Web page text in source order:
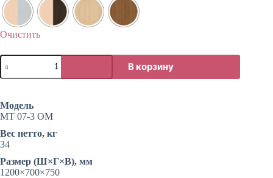
Очистить
Количество
товара
Стол
с
подставкой
под
системный
блок
В корзину
Модель
МТ 07-3 ОМ
Вес нетто, кг
34
Размер (Ш×Г×В), мм
1200×700×750